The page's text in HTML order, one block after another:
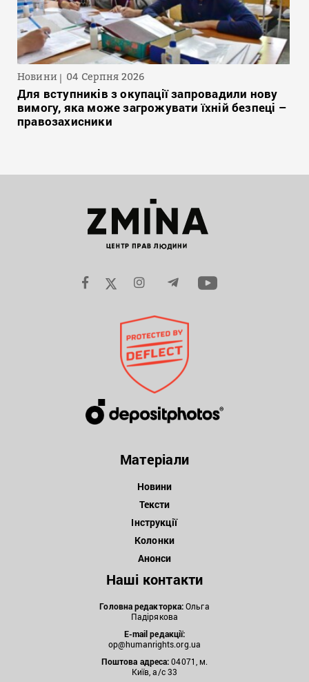
Новини 04 Серпня 2026
Для вступників з окупації запровадили нову
вимогу, яка може загрожувати їхній безпеці –
правозахисники
Матеріали
Новини
Тексти
Інструкції
Колонки
Анонси
Наші контакти
Головна редакторка:Ольга
Падірякова
E-mail редакції:
op@humanrights.org.ua
Поштова адреса:04071, м.
Київ, а/с 33